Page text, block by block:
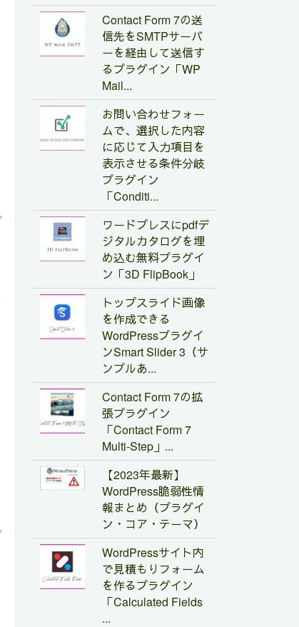
Contact Form 7の送
信先をSMTPサーバ
ーを経由して送信す
るプラグイン「WP
Mail...
お問い合わせフォー
ムで、選択した内容
に応じて入力項目を
表示させる条件分岐
プラグイン
「Conditi...
ワードプレスにpdfデ
ジタルカタログを埋
め込む無料プラグイ
ン「3D FlipBook」
トップスライド画像
を作成できる
WordPressプラグイ
ンSmart Slider 3（サ
ンプルあ...
Contact Form 7の拡
張プラグイン
「Contact Form 7
Multi-Step」...
【2023年最新】
WordPress脆弱性情
報まとめ（プラグイ
ン・コア・テーマ）
WordPressサイト内
で見積もりフォーム
を作るプラグイン
「Calculated Fields
...